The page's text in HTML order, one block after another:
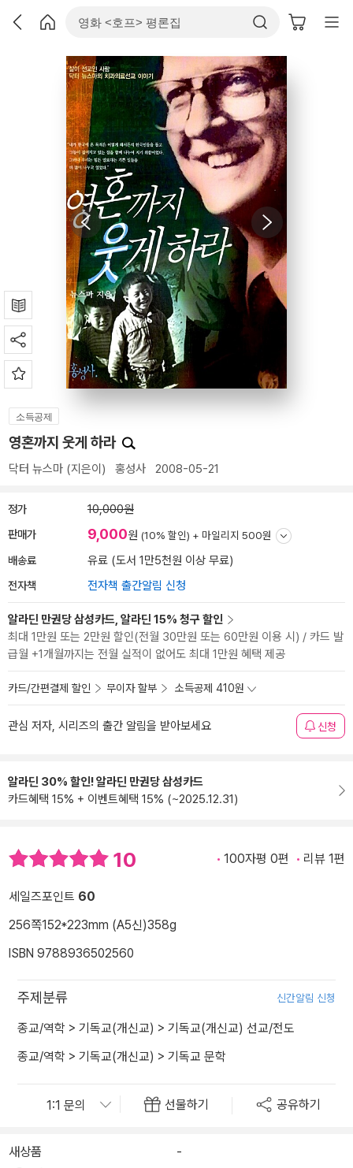
소득공제
영혼까지 웃게 하라
닥터 뉴스마 (지은이) 홍성사 2008-05-21
정가 10,000원
판매가 9,000원 (10% 할인) + 마일리지 500원
배송료 유료 (도서 1만5천원 이상 무료)
전자책 전자책 출간알림 신청
알라딘 만권당 삼성카드, 알라딘 15% 청구 할인
최대 1만원 또는 2만원 할인(전월 30만원 또는 60만원 이용 시) / 카드 발
급월 +1개월까지는 전월 실적이 없어도 최대 1만원 혜택 제공
카드/간편결제 할인 무이자 할부 소득공제 410원
관심 저자, 시리즈의 출간 알림을 받아보세요 신청
알라딘 30% 할인! 알라딘 만권당 삼성카드
카드혜택 15% + 이벤트혜택 15% (~2025.12.31)
10 100자평 0편 리뷰 1편
세일즈포인트 60
256쪽152*223mm (A5신)358g
ISBN 9788936502560
주제분류 신간알림 신청
종교/역학 > 기독교(개신교) > 기독교(개신교) 선교/전도
종교/역학 > 기독교(개신교) > 기독교 문학
선물하기 공유하기
새상품
-